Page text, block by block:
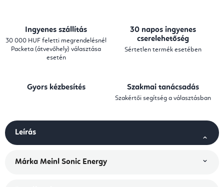
Ingyenes szállítás
30 000 HUF feletti megrendelésnél
Packeta (átvevőhely) választása
esetén
30 napos ingyenes
cserelehetőség
Sértetlen termék esetében
Gyors kézbesítés Szakmai tanácsadás
Szakértői segítség a választásban
Leírás
Márka Meinl Sonic Energy